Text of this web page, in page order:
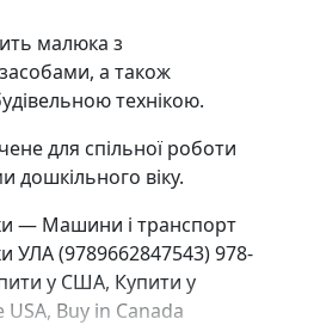
малюка з
а також
технікою.
для спільної роботи
дошкільного віку.
— Машини і транспорт
УЛА (9789662847543) 978-
у США, Купити у
USA, Buy in Canada